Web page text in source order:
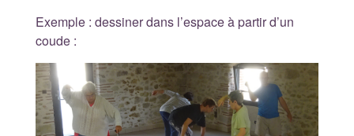
Exemple : dessiner dans l’espace à partir d’un
coude :